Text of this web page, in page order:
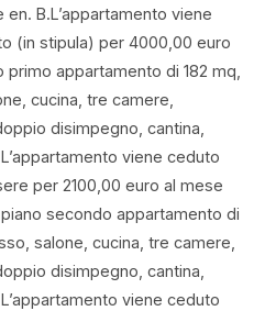
B.L’appartamento viene
(in stipula) per 4000,00 euro
appartamento di 182 mq,
cucina, tre camere,
disimpegno, cantina,
viene ceduto
per 2100,00 euro al mese
secondo appartamento di
salone, cucina, tre camere,
disimpegno, cantina,
viene ceduto